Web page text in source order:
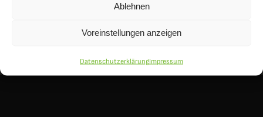
Ablehnen
Voreinstellungen anzeigen
DatenschutzerklärungImpressum